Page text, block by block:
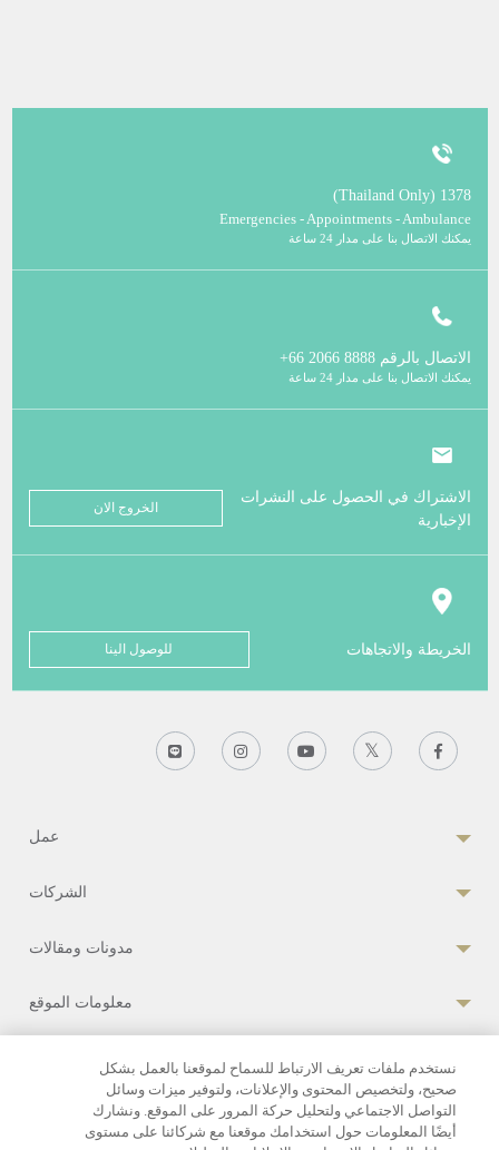
1378 (Thailand Only)
Emergencies - Appointments - Ambulance
يمكنك الاتصال بنا على مدار 24 ساعة
الاتصال بالرقم 8888 2066 66+
يمكنك الاتصال بنا على مدار 24 ساعة
الاشتراك في الحصول على النشرات
الإخبارية
الخروج الان
الخريطة والاتجاهات للوصول الينا
عمل
الشركات
مدونات ومقالات
معلومات الموقع
سياسة خاصة شروط الخدمة اتفاقية ملفات تعريف الارتباط
© 2026 بمرونجراد الدولي
نستخدم ملفات تعريف الارتباط للسماح لموقعنا بالعمل بشكل
صحيح، ولتخصيص المحتوى والإعلانات، ولتوفير ميزات وسائل
التواصل الاجتماعي ولتحليل حركة المرور على الموقع. ونشارك
أيضًا المعلومات حول استخدامك موقعنا مع شركائنا على مستوى